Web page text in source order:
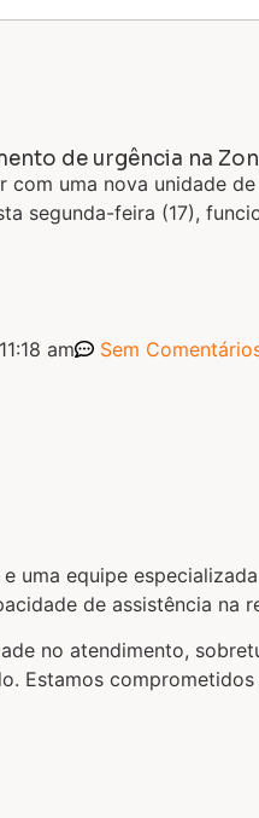
de urgência na
uma nova unidade
segunda-feira (17),
11:18 am Sem
equipe
de assistência na
no atendimento,
Estamos